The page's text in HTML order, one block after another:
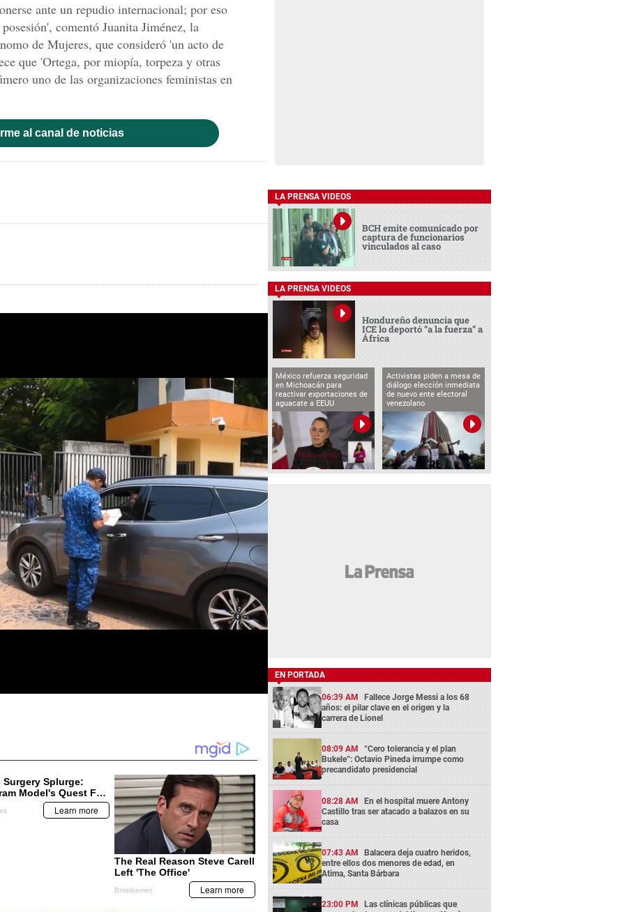
ante un repudio internacional; por eso
comentó Juanita Jiménez, la
de Mujeres, que consideró 'un acto de
que 'Ortega, por miopía, torpeza y otras
uno de las organizaciones feministas en
al canal de noticias
LA PRENSA VIDEOS
BCH emite comunicado por
captura de funcionarios
vinculados al caso
LA PRENSA VIDEOS
Hondureño denuncia que
ICE lo deportó “a la fuerza” a
África
México refuerza seguridad
en Michoacán para
reactivar exportaciones de
aguacate a EEUU
Activistas piden a mesa de
diálogo elección inmediata
de nuevo ente electoral
venezolano
EN PORTADA
06:39 AM Fallece Jorge Messi a los 68
años: el pilar clave en el origen y la
carrera de Lionel
08:09 AM “Cero tolerancia y el plan
Bukele”: Octavio Pineda irrumpe como
precandidato presidencial
08:28 AM En el hospital muere Antony
Castillo tras ser atacado a balazos en su
casa
07:43 AM Balacera deja cuatro heridos,
entre ellos dos menores de edad, en
Atima, Santa Bárbara
23:00 PM Las clínicas públicas que